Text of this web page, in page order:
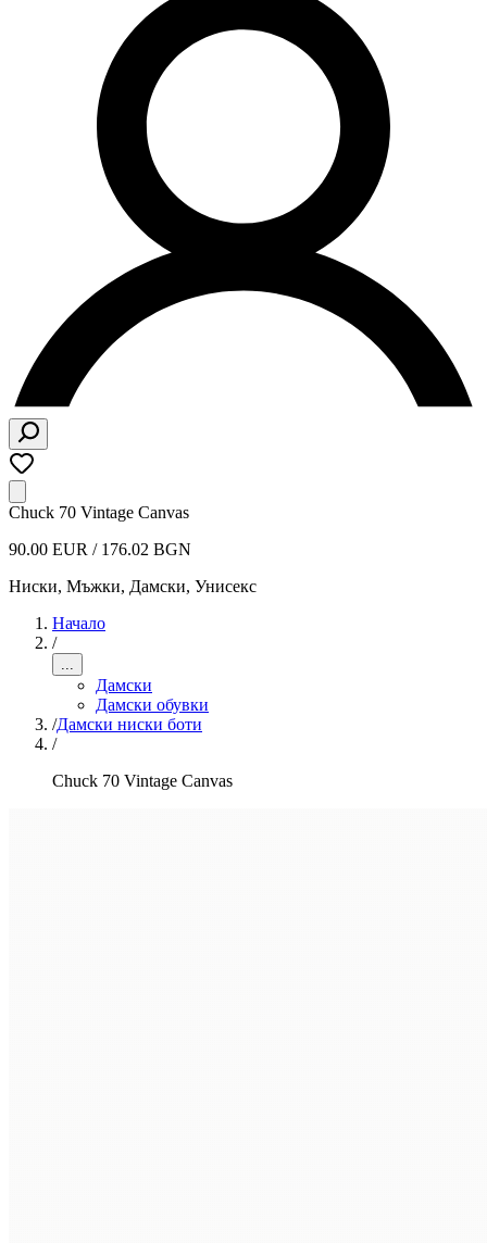
Chuck 70 Vintage Canvas
90.00 EUR / 176.02 BGN
Ниски, Мъжки, Дамски, Унисекс
Начало
/
...
Дамски
Дамски обувки
/Дамски ниски боти
/
Chuck 70 Vintage Canvas